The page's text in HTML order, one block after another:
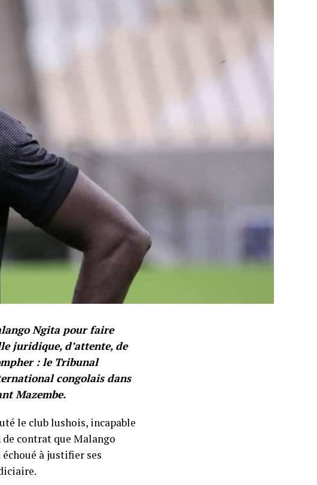
Ngita pour faire
juridique, d’attente, de
: le Tribunal
congolais dans
Mazembe.
le club lushois, incapable
contrat que Malango
à justifier ses